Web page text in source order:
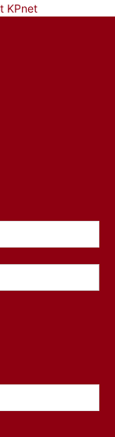
KPnet